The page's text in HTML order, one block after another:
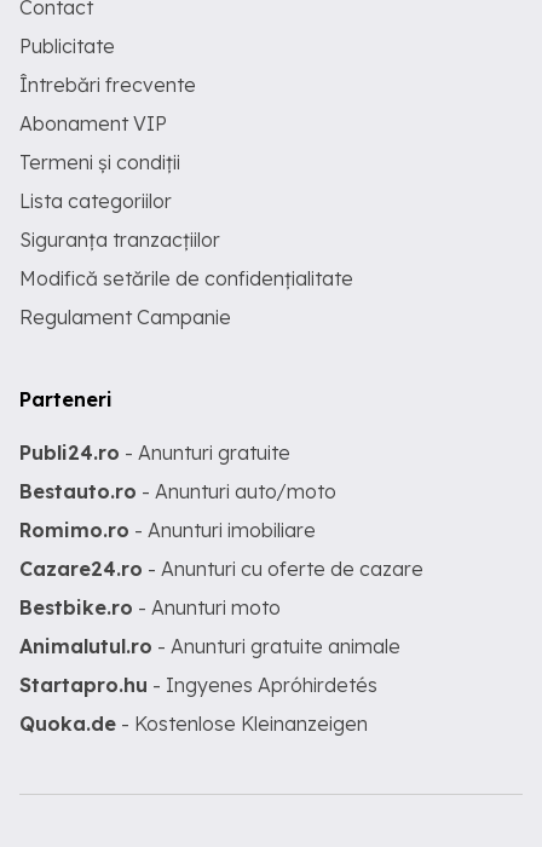
Contact
Publicitate
Întrebări frecvente
Abonament VIP
Termeni și condiții
Lista categoriilor
Siguranța tranzacțiilor
Modifică setările de confidențialitate
Regulament Campanie
Parteneri
Publi24.ro - Anunturi gratuite
Bestauto.ro - Anunturi auto/moto
Romimo.ro - Anunturi imobiliare
Cazare24.ro - Anunturi cu oferte de cazare
Bestbike.ro - Anunturi moto
Animalutul.ro - Anunturi gratuite animale
Startapro.hu - Ingyenes Apróhirdetés
Quoka.de - Kostenlose Kleinanzeigen